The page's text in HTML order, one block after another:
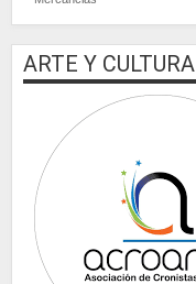
ARTE Y CULTURA